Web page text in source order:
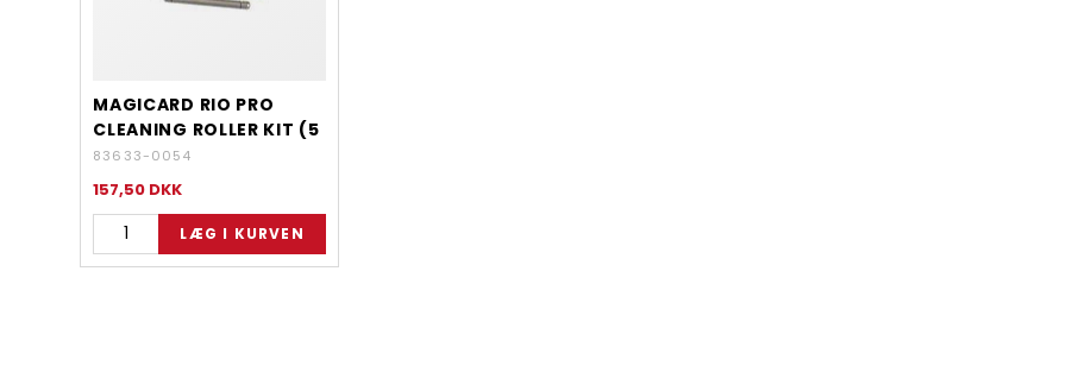
MAGICARD RIO PRO
CLEANING ROLLER KIT (5
SLEEVES, 1 ROLLER BAR)
83633-0054
157,50 DKK